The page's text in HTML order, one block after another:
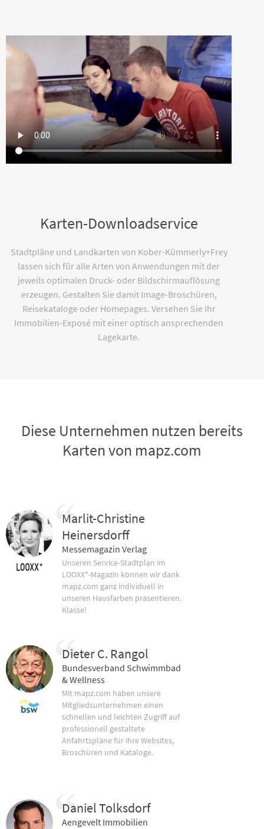
Karten-Downloadservice
Stadtpläne und Landkarten von Kober-Kümmerly+Frey
lassen sich für alle Arten von Anwendungen mit der
jeweils optimalen Druck- oder Bildschirmauflösung
erzeugen. Gestalten Sie damit Image-Broschüren,
Reisekataloge oder Homepages. Versehen Sie Ihr
Immobilien-Exposé mit einer optisch ansprechenden
Lagekarte.
Diese Unternehmen nutzen bereits
Karten von mapz.com
Marlit-Christine
Heinersdorff
Messemagazin Verlag
Unseren Service-Stadtplan im
LOOXX*-Magazin können wir dank
mapz.com ganz individuell in
unseren Hausfarben präsentieren.
Klasse!
Dieter C. Rangol
Bundesverband Schwimmbad
& Wellness
Mit mapz.com haben unsere
Mitgliedsunternehmen einen
schnellen und leichten Zugriff auf
professionell gestaltete
Anfahrtspläne für ihre Websites,
Broschüren und Kataloge.
Daniel Tolksdorf
Aengevelt Immobilien